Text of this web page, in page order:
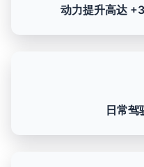
动力提升高达
日常驾